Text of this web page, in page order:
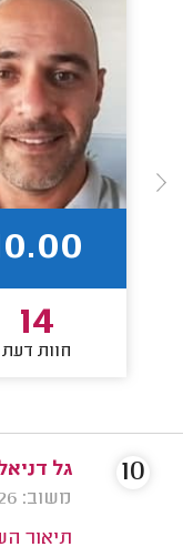
14
חוות דעת
גל
משוב: 22/07/2026
תיאור
10